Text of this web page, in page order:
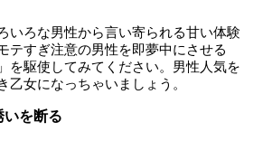
いろな男性から言い寄られる甘い体験
テすぎ注意の男性を即夢中にさせる
を駆使してみてください。男性人気を
乙女になっちゃいましょう。
いを断る